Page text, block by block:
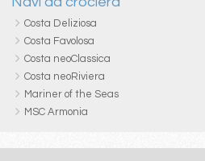
Costa Deliziosa
Costa Favolosa
Costa neoClassica
Costa neoRiviera
Mariner of the Seas
MSC Armonia